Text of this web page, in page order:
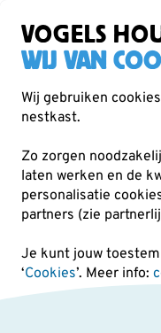
VOGELS
WIJ VAN
Wij gebruiken
nestkast.
Zo zorgen
laten werken en de
personalisatie
partners (zie
Je kunt jouw
‘Cookies’. Meer info:
Verrekijkers
Verrekijkers